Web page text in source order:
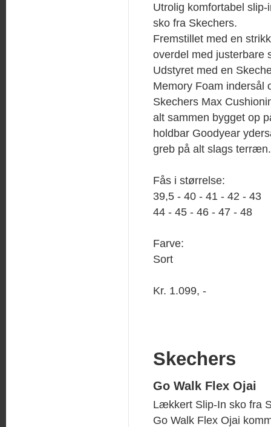
Utrolig komfortabel
sko fra Skechers.
Fremstillet med en
overdel med justerbare
Udstyret med en
Memory Foam indersål
Skechers Max
alt sammen bygget op
holdbar Goodyear
greb på alt slags terræn.
Fås i størrelse:
39,5 - 40 - 41 - 42 - 43
44 - 45 - 46 - 47 - 48
Farve:
Sort
Kr. 1.099, -
Skechers
Go Walk Flex Ojai
Lækkert Slip-In sko fra
Go Walk Flex Ojai